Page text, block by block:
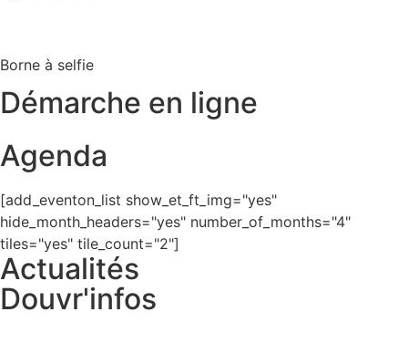
Borne à selfie
Démarche en ligne
Agenda
[add_eventon_list show_et_ft_img="yes"
hide_month_headers="yes" number_of_months="4"
tiles="yes" tile_count="2"]
Actualités
Douvr'infos